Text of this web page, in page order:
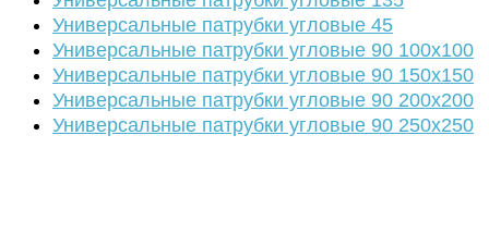
Универсальные патрубки угловые 45
Универсальные патрубки угловые 90 100х100
Универсальные патрубки угловые 90 150х150
Универсальные патрубки угловые 90 200х200
Универсальные патрубки угловые 90 250х250